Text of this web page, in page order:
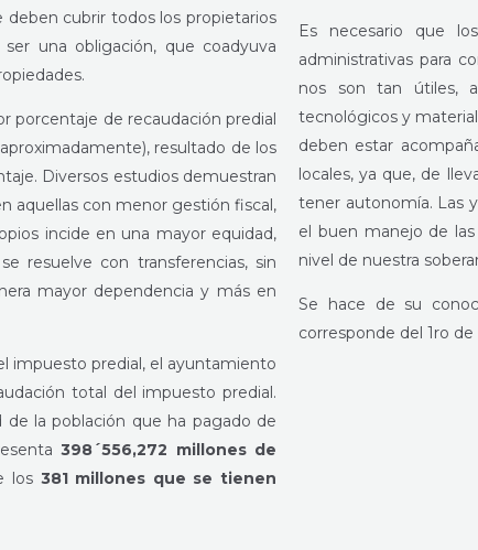
deben cubrir todos los propietarios
una obligación, que coadyuva
porcentaje de recaudación predial
resultado de los
Diversos estudios demuestran
aquellas con menor gestión fiscal,
incide en una mayor equidad,
resuelve con transferencias, sin
mayor dependencia y más en
impuesto predial, el ayuntamiento
total del impuesto predial.
de la población que ha pagado de
398´556,272 millones de
los 381 millones que se tienen
Es necesario que
administrativas para
nos son tan útiles,
tecnológicos y
deben estar
locales, ya que, de
tener autonomía. Las
el buen manejo de
nivel de nuestra
Se hace de su
corresponde del 1ro